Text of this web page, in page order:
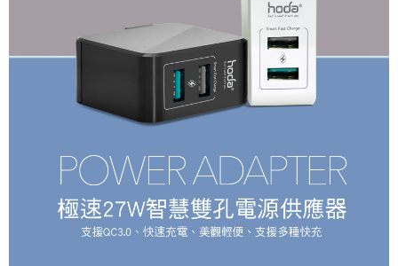
恩沛科技股份有限公司將有權停止該用戶之使用額度並採取法律行動。